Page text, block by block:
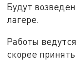
Будут
лагере.
Работы
скорее